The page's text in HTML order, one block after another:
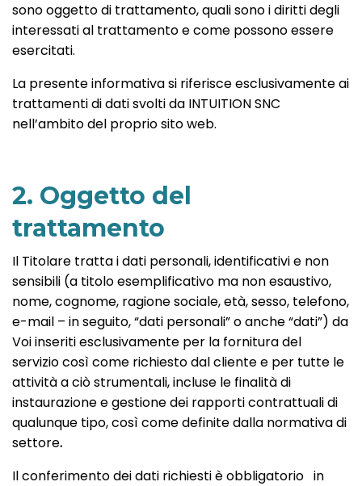
sono oggetto di trattamento, quali sono i diritti degli
interessati al trattamento e come possono essere
esercitati.
La presente informativa si riferisce esclusivamente ai
trattamenti di dati svolti da INTUITION SNC
nell’ambito del proprio sito web.
2. Oggetto del
trattamento
Il Titolare tratta i dati personali, identificativi e non
sensibili (a titolo esemplificativo ma non esaustivo,
nome, cognome, ragione sociale, età, sesso, telefono,
e-mail – in seguito, “dati personali” o anche “dati”) da
Voi inseriti esclusivamente per la fornitura del
servizio così come richiesto dal cliente e per tutte le
attività a ciò strumentali, incluse le finalità di
instaurazione e gestione dei rapporti contrattuali di
qualunque tipo, così come definite dalla normativa di
settore.
Il conferimento dei dati richiesti è obbligatorio in